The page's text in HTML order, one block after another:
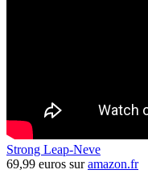
Strong Leap-Neve
69,99 euros suramazon.fr